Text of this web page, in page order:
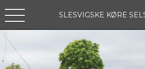
SLESVIGSKE KØRE